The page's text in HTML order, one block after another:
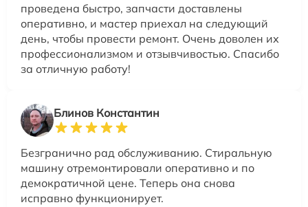
проведена быстро, запчасти доставлены
оперативно, и мастер приехал на следующий
день, чтобы провести ремонт. Очень доволен их
профессионализмом и отзывчивостью. Спасибо
за отличную работу!
Блинов Константин
Безгранично рад обслуживанию. Стиральную
машину отремонтировали оперативно и по
демократичной цене. Теперь она снова
исправно функционирует.